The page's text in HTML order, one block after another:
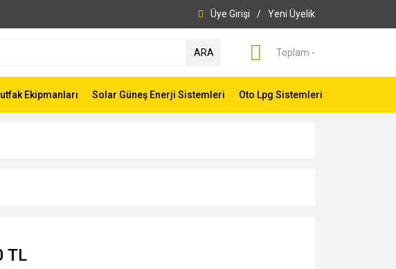
Üye Girişi / Yeni Üyelik
ARA Toplam -
Ekipmanları Solar Güneş Enerji Sistemleri Oto Lpg Sistemleri
TL